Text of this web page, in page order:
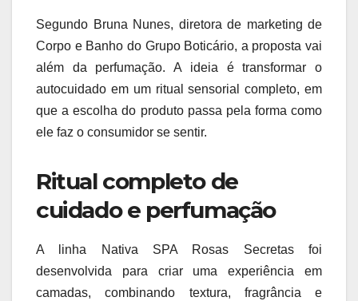
Segundo Bruna Nunes, diretora de marketing de
Corpo e Banho do Grupo Boticário, a proposta vai
além da perfumação. A ideia é transformar o
autocuidado em um ritual sensorial completo, em
que a escolha do produto passa pela forma como
ele faz o consumidor se sentir.
Ritual completo de
cuidado e perfumação
A linha Nativa SPA Rosas Secretas foi
desenvolvida para criar uma experiência em
camadas, combinando textura, fragrância e